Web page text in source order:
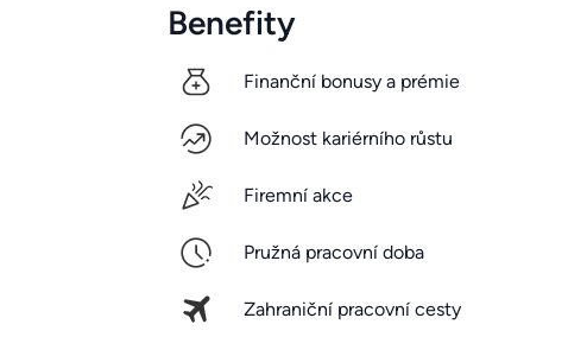
Benefity
Finanční bonusy a prémie
Možnost kariérního růstu
Firemní akce
Pružná pracovní doba
Zahraniční pracovní cesty